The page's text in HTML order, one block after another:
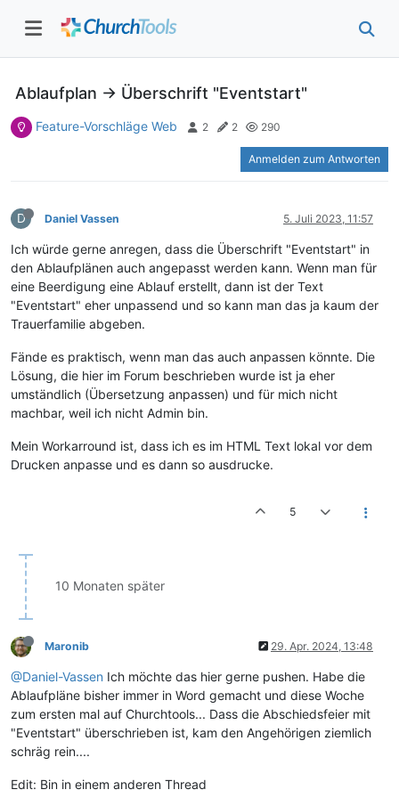
Ablaufplan -> Überschrift "Eventstart"
Feature-Vorschläge Web 2 2 290
Anmelden zum Antworten
D Daniel Vassen 5. Juli 2023, 11:57
Ich würde gerne anregen, dass die Überschrift "Eventstart" in
den Ablaufplänen auch angepasst werden kann. Wenn man für
eine Beerdigung eine Ablauf erstellt, dann ist der Text
"Eventstart" eher unpassend und so kann man das ja kaum der
Trauerfamilie abgeben.
Fände es praktisch, wenn man das auch anpassen könnte. Die
Lösung, die hier im Forum beschrieben wurde ist ja eher
umständlich (Übersetzung anpassen) und für mich nicht
machbar, weil ich nicht Admin bin.
Mein Workarround ist, dass ich es im HTML Text lokal vor dem
Drucken anpasse und es dann so ausdrucke.
5
10 Monaten später
Maronib 29. Apr. 2024, 13:48
@Daniel-Vassen Ich möchte das hier gerne pushen. Habe die
Ablaufpläne bisher immer in Word gemacht und diese Woche
zum ersten mal auf Churchtools... Dass die Abschiedsfeier mit
"Eventstart" überschrieben ist, kam den Angehörigen ziemlich
schräg rein....
Edit: Bin in einem anderen Thread